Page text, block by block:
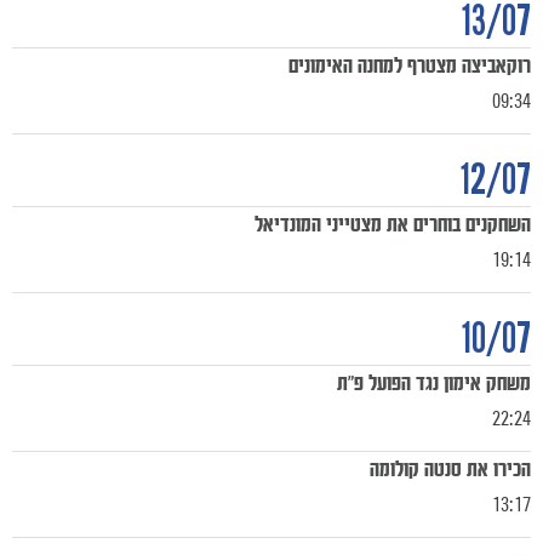
13/07
09:34
רוקאביצה מצטרף למחנה האימונים
12/07
19:14
השחקנים בוחרים את מצטייני המונדיאל
10/07
22:24
משחק אימון נגד הפועל פ"ת
13:17
הכירו את סנטה קולומה